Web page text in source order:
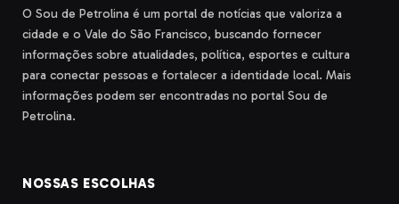
O Sou de Petrolina é um portal de notícias que valoriza a
cidade e o Vale do São Francisco, buscando fornecer
informações sobre atualidades, política, esportes e cultura
para conectar pessoas e fortalecer a identidade local. Mais
informações podem ser encontradas no portal Sou de
Petrolina.
NOSSAS ESCOLHAS